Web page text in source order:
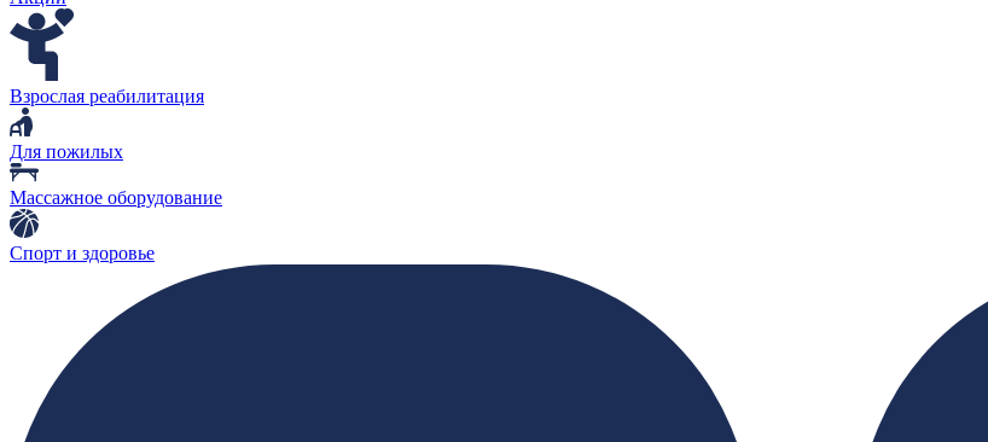
Взрослая реабилитация
Для пожилых
Массажное оборудование
Спорт и здоровье